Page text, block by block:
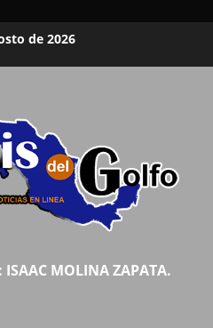
de 2026
ISAAC MOLINA ZAPATA.